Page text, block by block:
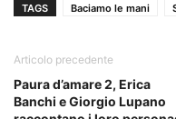
TAGS Baciamo le mani
Articolo precedente
Paura d’amare 2, Erica
Banchi e Giorgio Lupano